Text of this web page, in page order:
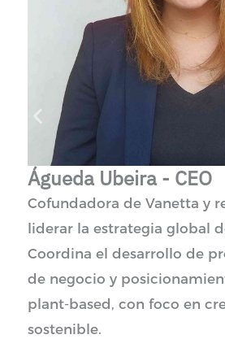
Águeda Ubeira - CEO
Cofundadora de Vanetta y
liderar la estrategia global
Coordina el desarrollo de
de negocio y
plant-based, con foco en
sostenible.